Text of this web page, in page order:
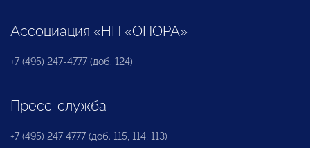
Ассоциация «НП «ОПОРА»
+7 (495) 247-4777 (доб. 124)
Пресс-служба
+7 (495) 247 4777 (доб. 115, 114, 113)